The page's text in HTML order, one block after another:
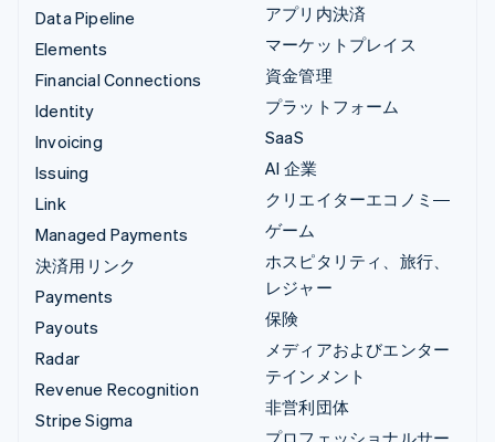
Data Pipeline
Elements
Financial Connections
Identity
Invoicing
Issuing
Link
Managed Payments
決済用リンク
Payments
Payouts
Radar
Revenue Recognition
Stripe Sigma
アプリ内決済
マーケットプレイス
資金管理
プラットフォーム
SaaS
AI 企業
クリエイターエコノミ―
ゲーム
ホスピタリティ、旅行、
レジャー
保険
メディアおよびエンター
テインメント
非営利団体
プロフェッショナルサー